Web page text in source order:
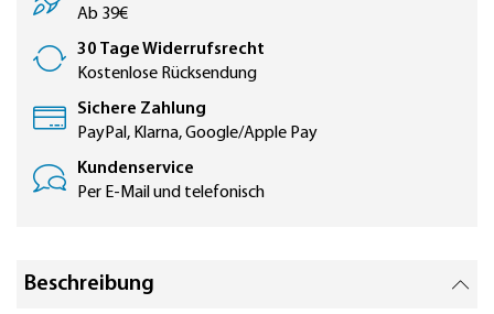
Ab 39€
30 Tage Widerrufsrecht
Kostenlose Rücksendung
Sichere Zahlung
PayPal, Klarna, Google/Apple Pay
Kundenservice
Per E-Mail und telefonisch
Beschreibung